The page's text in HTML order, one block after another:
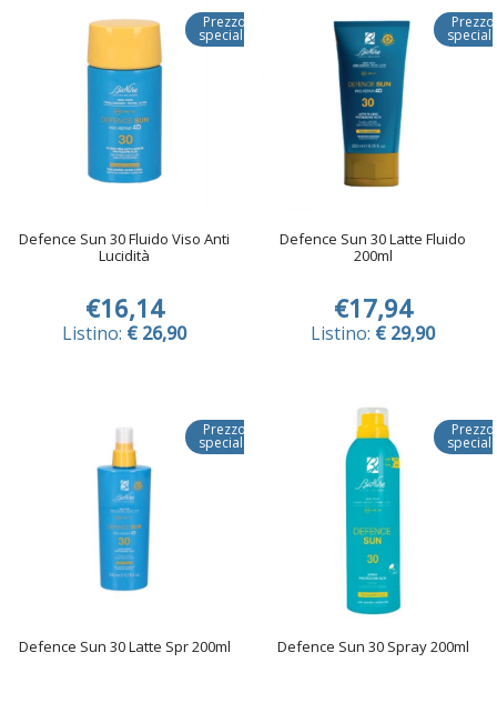
Prezzo
speciale
Defence Sun 30 Fluido Viso Anti
Lucidità
€16,14
Listino: € 26,90
Prezzo
Defence Sun 30 Latte Fluido
200ml
€17,94
Listino: € 29,90
Prezzo
speciale
Defence Sun 30 Latte Spr 200ml
Prezzo
Defence Sun 30 Spray 200ml